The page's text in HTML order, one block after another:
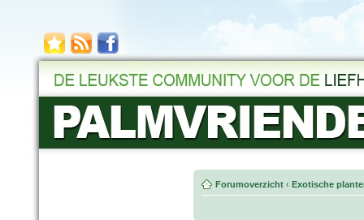
Forumoverzicht ‹ Exotische